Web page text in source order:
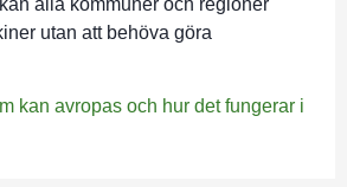
alla kommuner och regioner
utan att behöva göra
kan avropas och hur det fungerar i